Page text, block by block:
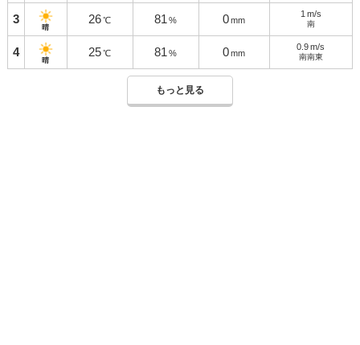
3
晴
26 ℃ 81 % 0 mm
1 m/s
南
4
晴
25 ℃ 81 % 0 mm
0.9 m/s
南南東
もっと見る